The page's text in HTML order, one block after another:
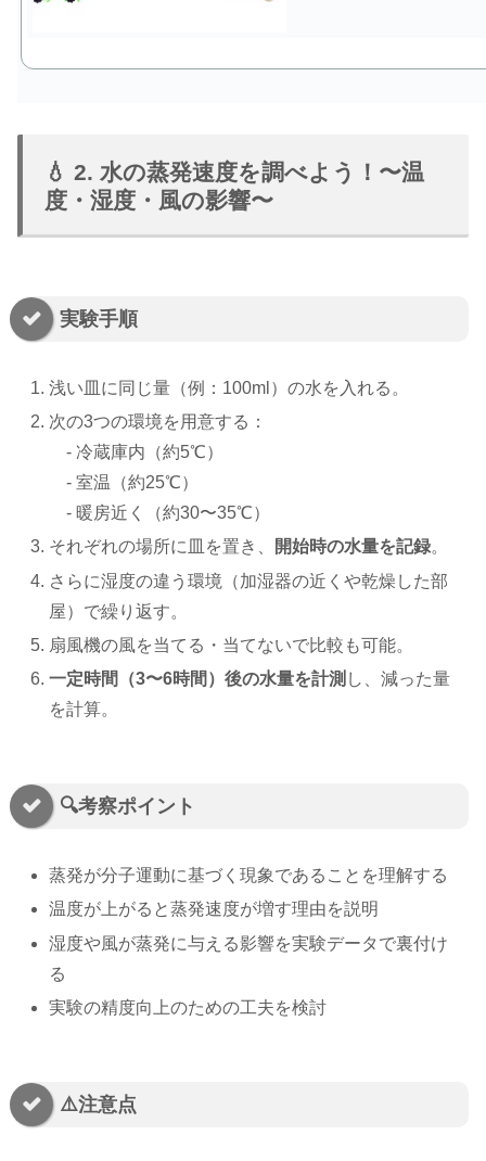
💧 2. 水の蒸発速度を調べよう！〜温
度・湿度・風の影響〜
実験手順
浅い皿に同じ量（例：100ml）の水を入れる。
次の3つの環境を用意する：
- 冷蔵庫内（約5℃）
- 室温（約25℃）
- 暖房近く（約30〜35℃）
それぞれの場所に皿を置き、
開始時の水量を記録。
さらに湿度の違う環境（加湿器の近くや乾燥した部
屋）で繰り返す。
扇風機の風を当てる・当てないで比較も可能。
一定時間（3〜6時間）後の水量を計測 し、減った量
を計算。
🔍考察ポイント
蒸発が分子運動に基づく現象であることを理解する
温度が上がると蒸発速度が増す理由を説明
湿度や風が蒸発に与える影響を実験データで裏付け
る
実験の精度向上のための工夫を検討
⚠️注意点